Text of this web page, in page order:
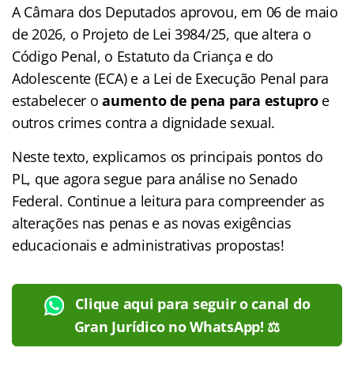
A Câmara dos Deputados aprovou, em 06 de maio
de 2026, o Projeto de Lei 3984/25, que altera o
Código Penal, o Estatuto da Criança e do
Adolescente (ECA) e a Lei de Execução Penal para
estabelecer oaumento de pena para estuproe
outros crimes contra a dignidade sexual.
Neste texto, explicamos os principais pontos do
PL, que agora segue para análise no Senado
Federal. Continue a leitura para compreender as
alterações nas penas e as novas exigências
educacionais e administrativas propostas!
Clique aqui para seguir o canal do
Gran Jurídico no WhatsApp! ⚖️